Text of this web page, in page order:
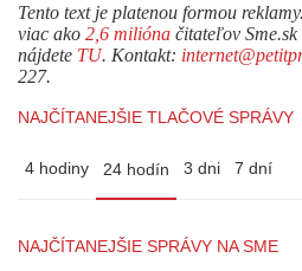
Tento text je platenou formou
viac ako 2,6 milióna čitateľov
nájdete TU. Kontakt:
227.
NAJČÍTANEJŠIE TLAČOVÉ SPRÁVY
4 hodiny 24 hodín 3 dni 7 dní
NAJČÍTANEJŠIE SPRÁVY NA SME